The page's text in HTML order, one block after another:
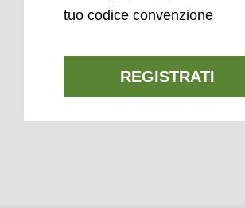
tuo codice convenzione
REGISTRATI